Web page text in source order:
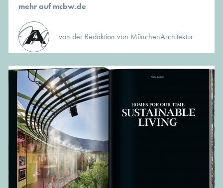
mehr auf mcbw.de
von der Redaktion von MünchenArchitektur